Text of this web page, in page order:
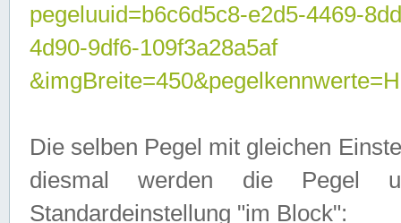
pegeluuid=b6c6d5c8-e2d5-4469-
4d90-9df6-109f3a28a5af
Die selben Pegel mit gleichen
diesmal werden die Pegel
Standardeinstellung "im Block":